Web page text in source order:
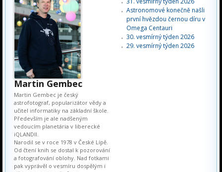
Martin Gembec
Martin Gembec je český
astrofotograf, popularizátor vědy a
učitel informatiky na základní škole.
Především je ale nadšeným
vedoucím planetária v liberecké
iQLANDII.
Narodil se v roce 1978 v České Lípě.
Od čtení knih se dostal k pozorování
a fotografování oblohy. Nad fotkami
pak vyprávěl o vesmíru dospělým i
Astronomové konečně našli
první hvězdou černou díru v
Omega Centauri
30. vesmírný týden 2026
29. vesmírný týden 2026